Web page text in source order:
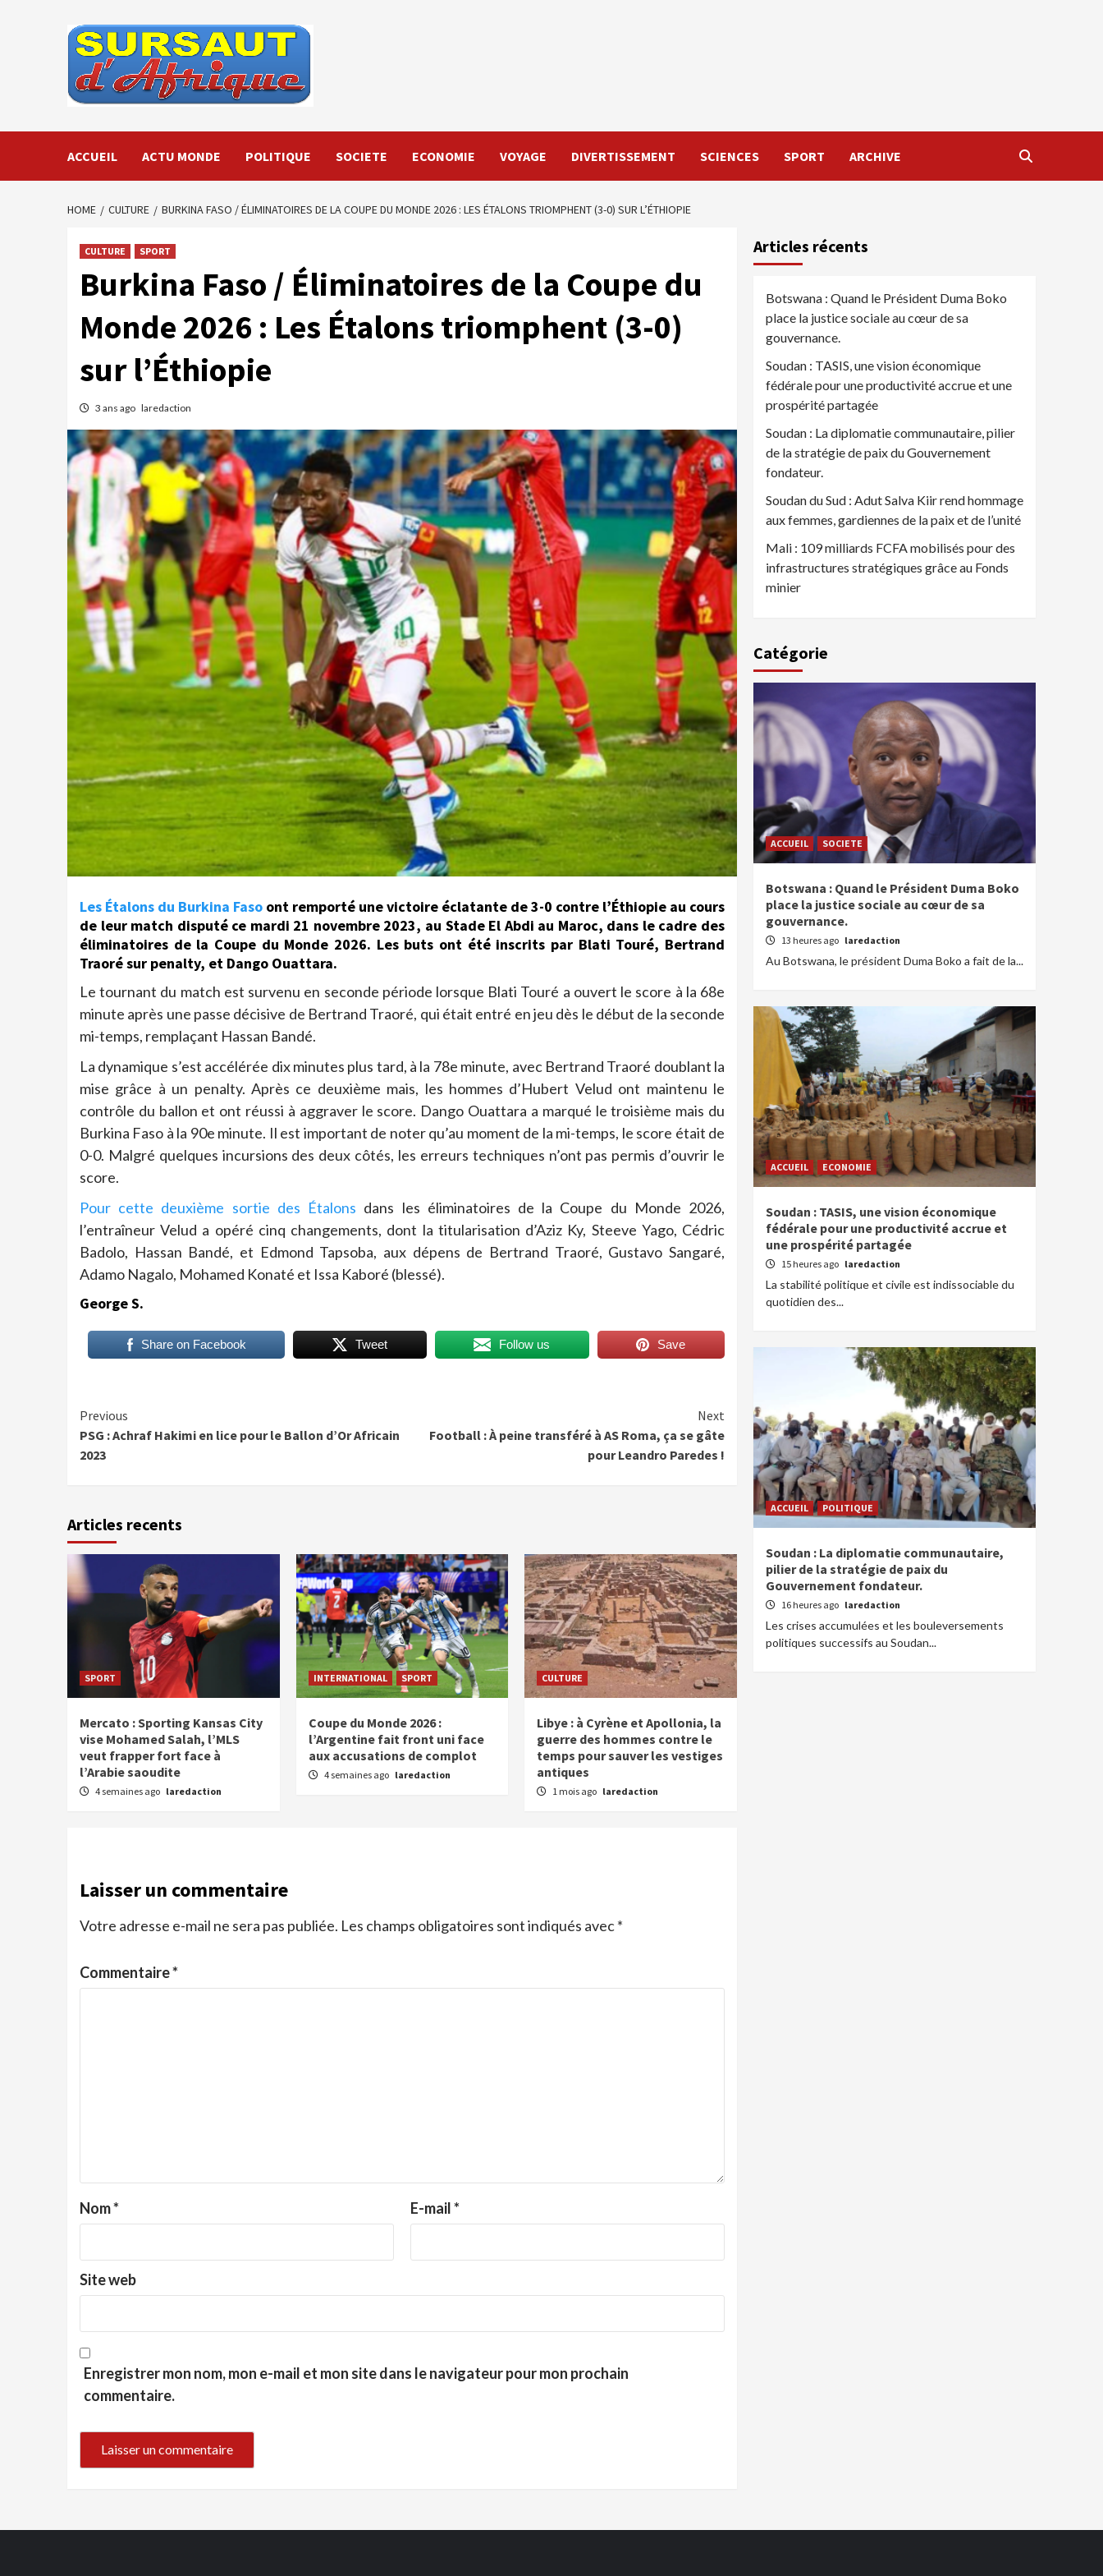
ACCUEIL ACTU MONDE POLITIQUE SOCIETE ECONOMIE VOYAGE DIVERTISSEMENT SCIENCES SPORT ARCHIVE
HOME CULTURE BURKINA FASO / ÉLIMINATOIRES DE LA COUPE DU MONDE 2026 : LES ÉTALONS TRIOMPHENT (3-0) SUR L’ÉTHIOPIE
CULTURE SPORT
Burkina Faso / Éliminatoires de la Coupe du
Monde 2026 : Les Étalons triomphent (3-0)
sur l’Éthiopie
3 ans ago laredaction
Les Étalons du Burkina Faso ont remporté une victoire éclatante de 3-0 contre l’Éthiopie au cours
de leur match disputé ce mardi 21 novembre 2023, au Stade El Abdi au Maroc, dans le cadre des
éliminatoires de la Coupe du Monde 2026. Les buts ont été inscrits par Blati Touré, Bertrand
Traoré sur penalty, et Dango Ouattara.
Le tournant du match est survenu en seconde période lorsque Blati Touré a ouvert le score à la 68e
minute après une passe décisive de Bertrand Traoré, qui était entré en jeu dès le début de la seconde
mi-temps, remplaçant Hassan Bandé.
La dynamique s’est accélérée dix minutes plus tard, à la 78e minute, avec Bertrand Traoré doublant la
mise grâce à un penalty. Après ce deuxième mais, les hommes d’Hubert Velud ont maintenu le
contrôle du ballon et ont réussi à aggraver le score. Dango Ouattara a marqué le troisième mais du
Burkina Faso à la 90e minute. Il est important de noter qu’au moment de la mi-temps, le score était de
0-0. Malgré quelques incursions des deux côtés, les erreurs techniques n’ont pas permis d’ouvrir le
score.
Pour cette deuxième sortie des Étalons dans les éliminatoires de la Coupe du Monde 2026,
l’entraîneur Velud a opéré cinq changements, dont la titularisation d’Aziz Ky, Steeve Yago, Cédric
Badolo, Hassan Bandé, et Edmond Tapsoba, aux dépens de Bertrand Traoré, Gustavo Sangaré,
Adamo Nagalo, Mohamed Konaté et Issa Kaboré (blessé).
George S.
Share on Facebook Tweet Follow us Save
Continue
Reading
Previous
PSG : Achraf Hakimi en lice pour le Ballon d’Or Africain
2023
Next
Football : À peine transféré à AS Roma, ça se gâte
pour Leandro Paredes !
Articles recents
SPORT
Mercato : Sporting Kansas City
vise Mohamed Salah, l’MLS
veut frapper fort face à
l’Arabie saoudite
4 semaines ago laredaction
INTERNATIONAL SPORT
Coupe du Monde 2026 :
l’Argentine fait front uni face
aux accusations de complot
4 semaines ago laredaction
CULTURE
Libye : à Cyrène et Apollonia, la
guerre des hommes contre le
temps pour sauver les vestiges
antiques
1 mois ago laredaction
Laisser un commentaire
Votre adresse e-mail ne sera pas publiée. Les champs obligatoires sont indiqués avec*
Commentaire*
Nom* E-mail*
Site web
Enregistrer mon nom, mon e-mail et mon site dans le navigateur pour mon prochain
commentaire.
Articles récents
Botswana : Quand le Président Duma Boko
place la justice sociale au cœur de sa
gouvernance.
Soudan : TASIS, une vision économique
fédérale pour une productivité accrue et une
prospérité partagée
Soudan : La diplomatie communautaire, pilier
de la stratégie de paix du Gouvernement
fondateur.
Soudan du Sud : Adut Salva Kiir rend hommage
aux femmes, gardiennes de la paix et de l’unité
Mali : 109 milliards FCFA mobilisés pour des
infrastructures stratégiques grâce au Fonds
minier
Catégorie
ACCUEIL SOCIETE
Botswana : Quand le Président Duma Boko
place la justice sociale au cœur de sa
gouvernance.
13 heures ago laredaction
Au Botswana, le président Duma Boko a fait de la...
ACCUEIL ECONOMIE
Soudan : TASIS, une vision économique
fédérale pour une productivité accrue et
une prospérité partagée
15 heures ago laredaction
La stabilité politique et civile est indissociable du
quotidien des...
ACCUEIL POLITIQUE
Soudan : La diplomatie communautaire,
pilier de la stratégie de paix du
Gouvernement fondateur.
16 heures ago laredaction
Les crises accumulées et les bouleversements
politiques successifs au Soudan...